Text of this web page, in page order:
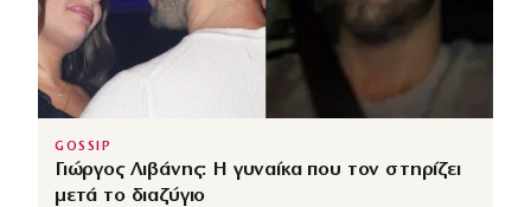
GOSSIP
Γιώργος Λιβάνης: Η γυναίκα που τον στηρίζει
μετά το διαζύγιο